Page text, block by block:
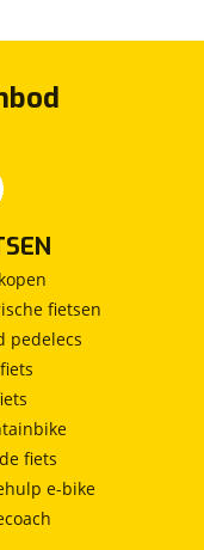
fietsen
pedelecs
fiets
e-bike